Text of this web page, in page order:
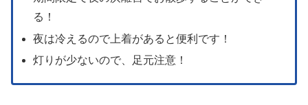
る！
夜は冷えるので上着があると便利です！
灯りが少ないので、足元注意！